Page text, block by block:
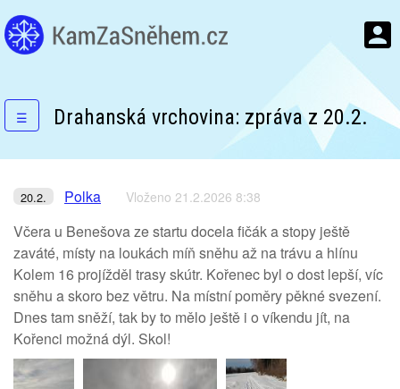
☰ Drahanská vrchovina: zpráva z 20.2.
20.2. Polka Vloženo 21.2.2026 8:38
Včera u Benešova ze startu docela fičák a stopy ještě
zaváté, místy na loukách míň sněhu až na trávu a hlínu
Kolem 16 projížděl trasy skútr. Kořenec byl o dost lepší, víc
sněhu a skoro bez větru. Na místní poměry pěkné svezení.
Dnes tam sněží, tak by to mělo ještě i o víkendu jít, na
Kořenci možná dýl. Skol!